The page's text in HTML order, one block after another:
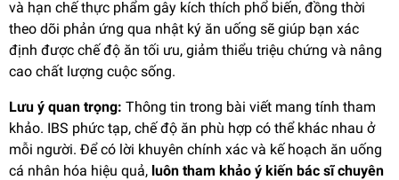
và hạn chế thực phẩm gây kích thích phổ biến, đồng thời
theo dõi phản ứng qua nhật ký ăn uống sẽ giúp bạn xác
định được chế độ ăn tối ưu, giảm thiểu triệu chứng và nâng
cao chất lượng cuộc sống.
Lưu ý quan trọng: Thông tin trong bài viết mang tính tham
khảo. IBS phức tạp, chế độ ăn phù hợp có thể khác nhau ở
mỗi người. Để có lời khuyên chính xác và kế hoạch ăn uống
cá nhân hóa hiệu quả, luôn tham khảo ý kiến bác sĩ chuyên